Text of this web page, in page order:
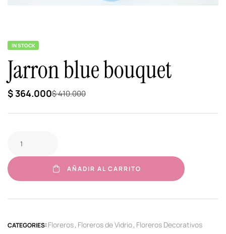
IN STOCK
Jarron blue bouquet
$410.000
$364.000
AÑADIR AL CARRITO
CATEGORIES: Floreros, Floreros de Vidrio, Floreros Decorativos